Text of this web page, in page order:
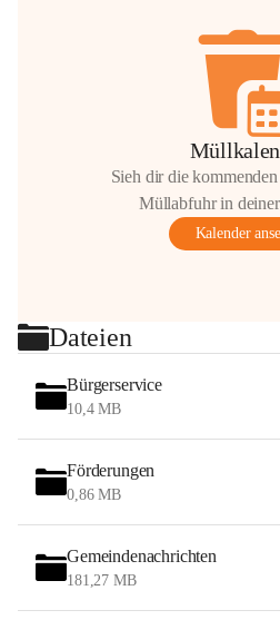
Sieh dir die
Müllabfuhr in
Kalender
Dateien
Bürgerservice
10,4 MB
Förderungen
0,86 MB
Gemeindenachrichten
181,27 MB